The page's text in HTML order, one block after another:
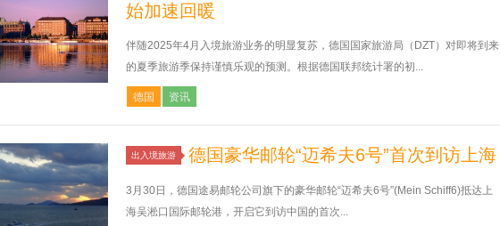
始加速回暖
伴随2025年4月入境旅游业务的明显复苏，德国国家旅游局（DZT）对即将到来
的夏季旅游季保持谨慎乐观的预测。根据德国联邦统计署的初...
德国 资讯
出入境旅游 德国豪华邮轮“迈希夫6号”首次到访上海
3月30日，德国途易邮轮公司旗下的豪华邮轮“迈希夫6号”(Mein Schiff6)抵达上
海吴淞口国际邮轮港，开启它到访中国的首次...